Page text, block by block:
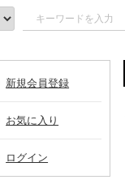
新規会員登録
お気に入り
ログイン